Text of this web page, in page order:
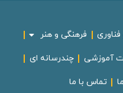
فرهنگی و هنر
چندرسانه ای
تماس با ما